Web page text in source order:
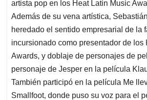
artista pop en los Heat Latin Music
Además de su vena artística,
heredado el sentido empresarial de la
incursionado como presentador de los
Awards, y doblaje de personajes de
personaje de Jesper en la película
También participó en la película Me
Smallfoot, donde puso su voz para el